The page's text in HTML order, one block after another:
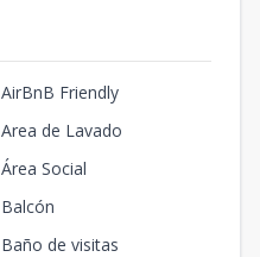
AirBnB Friendly
Area de Lavado
Área Social
Balcón
Baño de visitas